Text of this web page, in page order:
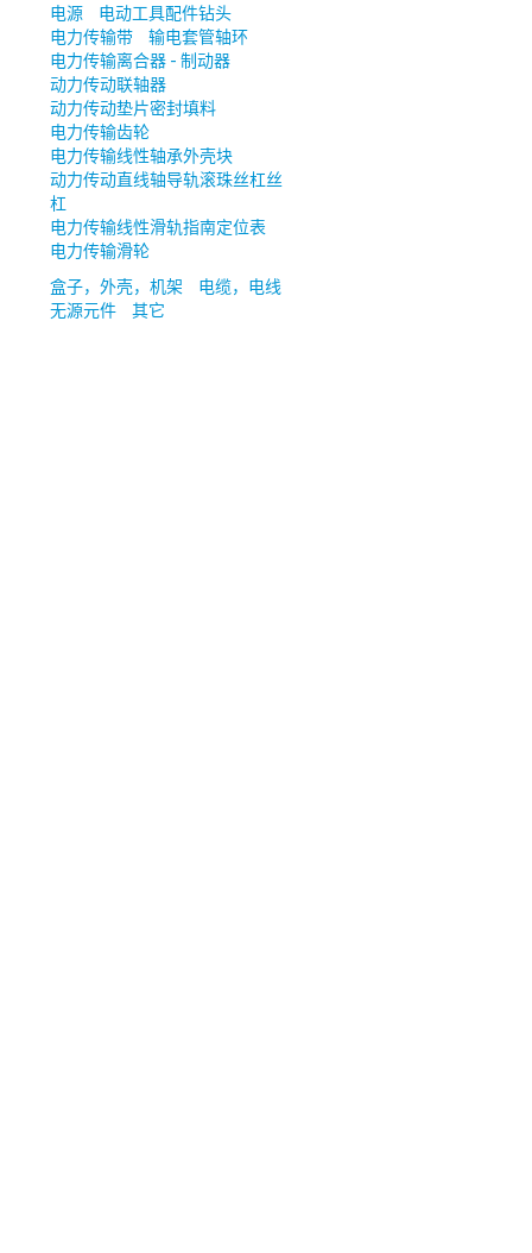
电源
电动工具配件钻头
电力传输带
输电套管轴环
电力传输离合器 - 制动器
动力传动联轴器
动力传动垫片密封填料
电力传输齿轮
电力传输线性轴承外壳块
动力传动直线轴导轨滚珠丝杠丝
杠
电力传输线性滑轨指南定位表
电力传输滑轮
盒子，外壳，机架
电缆，电线
无源元件
其它